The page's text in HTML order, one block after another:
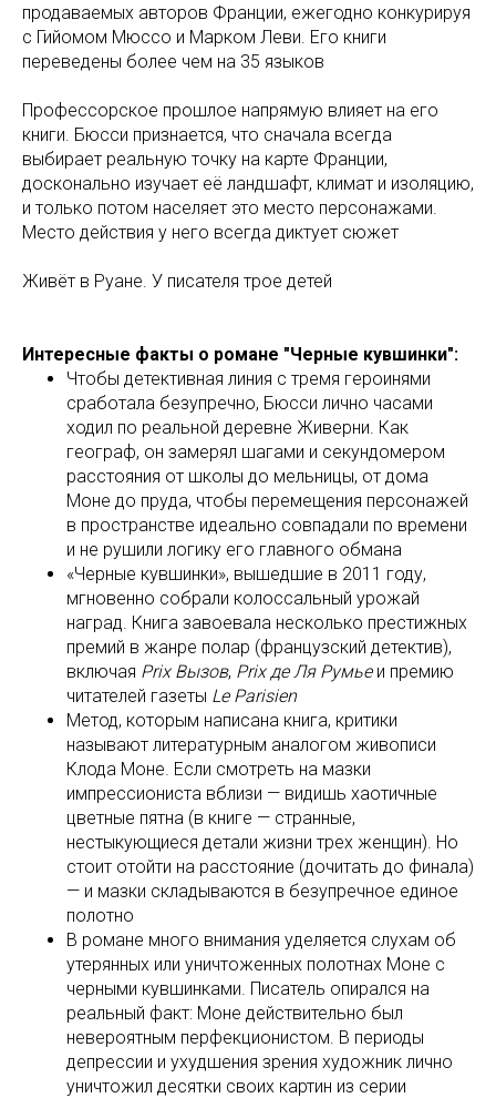
продаваемых авторов Франции, ежегодно конкурируя
с Гийомом Мюссо и Марком Леви. Его книги
переведены более чем на 35 языков
Профессорское прошлое напрямую влияет на его
книги. Бюсси признается, что сначала всегда
выбирает реальную точку на карте Франции,
досконально изучает её ландшафт, климат и изоляцию,
и только потом населяет это место персонажами.
Место действия у него всегда диктует сюжет
Живёт в Руане. У писателя трое детей
Интересные факты о романе "Черные кувшинки":
Чтобы детективная линия с тремя героинями
сработала безупречно, Бюсси лично часами
ходил по реальной деревне Живерни. Как
географ, он замерял шагами и секундомером
расстояния от школы до мельницы, от дома
Моне до пруда, чтобы перемещения персонажей
в пространстве идеально совпадали по времени
и не рушили логику его главного обмана
«Черные кувшинки», вышедшие в 2011 году,
мгновенно собрали колоссальный урожай
наград. Книга завоевала несколько престижных
премий в жанре полар (французский детектив),
включая Prix Вызов, Prix де Ля Румьеи премию
читателей газеты Le Parisien
Метод, которым написана книга, критики
называют литературным аналогом живописи
Клода Моне. Если смотреть на мазки
импрессиониста вблизи — видишь хаотичные
цветные пятна (в книге — странные,
нестыкующиеся детали жизни трех женщин). Но
стоит отойти на расстояние (дочитать до финала)
— и мазки складываются в безупречное единое
полотно
В романе много внимания уделяется слухам об
утерянных или уничтоженных полотнах Моне с
черными кувшинками. Писатель опирался на
реальный факт: Моне действительно был
невероятным перфекционистом. В периоды
депрессии и ухудшения зрения художник лично
уничтожил десятки своих картин из серии